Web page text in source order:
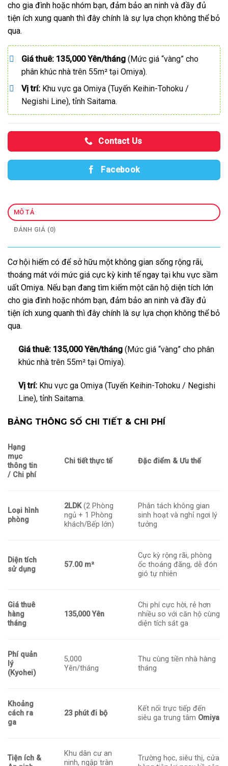
cho gia đình hoặc nhóm bạn, đảm bảo an ninh và đầy đủ
tiện ích xung quanh thì đây chính là sự lựa chọn không thể bỏ
qua.
Giá thuê: 135,000 Yên/tháng(Mức giá “vàng” cho
phân khúc nhà trên 55m² tại Omiya).
Vị trí:Khu vực ga Omiya (Tuyến Keihin-Tohoku /
Negishi Line), tỉnh Saitama.
Contact Us
Facebook
MÔ TẢ
ĐÁNH GIÁ (0)
Cơ hội hiếm có để sở hữu một không gian sống rộng rãi,
thoáng mát với mức giá cực kỳ kinh tế ngay tại khu vực sầm
uất Omiya. Nếu bạn đang tìm kiếm một căn hộ diện tích lớn
cho gia đình hoặc nhóm bạn, đảm bảo an ninh và đầy đủ
tiện ích xung quanh thì đây chính là sự lựa chọn không thể bỏ
qua.
Giá thuê: 135,000 Yên/tháng(Mức giá “vàng” cho phân
khúc nhà trên 55m² tại Omiya).
Vị trí:Khu vực ga Omiya (Tuyến Keihin-Tohoku / Negishi
Line), tỉnh Saitama.
BẢNG THÔNG SỐ CHI TIẾT & CHI PHÍ
Hạng
mục
thông tin
/ Chi phí
Chi tiết thực tế Đặc điểm & Ưu thế
Loại hình
phòng
2LDK(2 Phòng
ngủ + 1 Phòng
khách/Bếp lớn)
Phân tách không gian
sinh hoạt và nghỉ ngơi lý
tưởng
Diện tích
sử dụng
57.00 m²
Cực kỳ rộng rãi, phòng
ốc thoáng đãng, dễ đón
gió tự nhiên
Giá thuê
hàng
tháng
135,000 Yên
Chi phí cực hời, rẻ hơn
nhiều so với căn hộ cùng
diện tích sát ga
Phí quản
lý
(Kyohei)
5,000
Yên/tháng
Thu cùng tiền nhà hàng
tháng
Khoảng
cách ra
ga
23 phút đi bộ
Kết nối trực tiếp đến
siêu ga trung tâm Omiya
Tiện ích &
Khu dân cư an
ninh, ngập tràn
Trường học, siêu thị, cửa